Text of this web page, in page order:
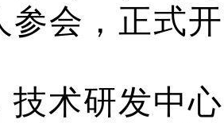
参会，正式
技术研发中